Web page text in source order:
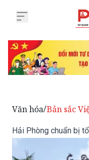
Văn hóa/Bản sắc
Hải Phòng chuẩn bị